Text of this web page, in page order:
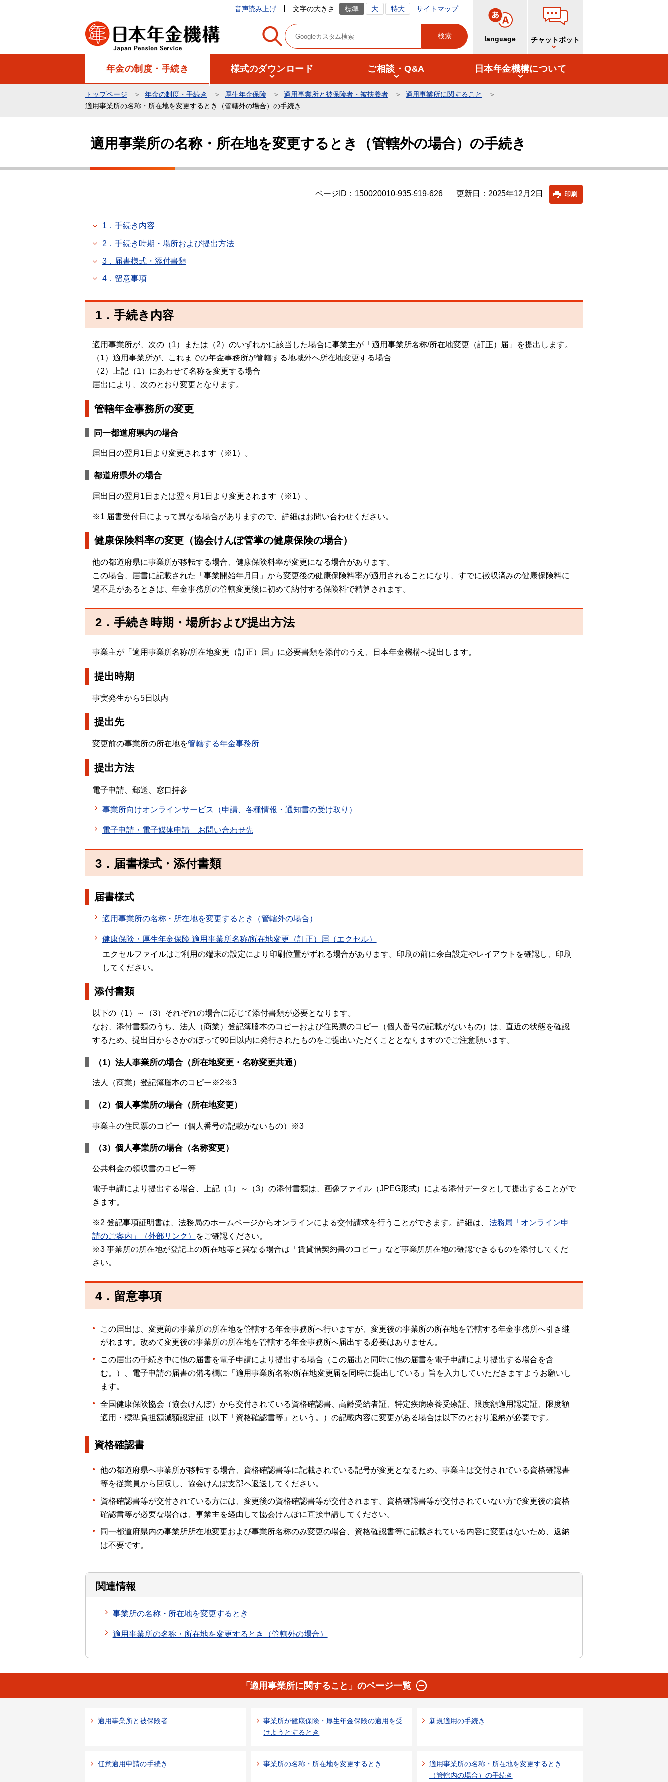
の
音声読み上げ 文字の大きさ 標準 大 特大 サイトマップ
language チャットボット
年金の制度・手続き 様式のダウンロード ご相談・Q&A 日本年金機構について
トップページ 年金の制度・手続き 厚生年金保険 適用事業所と被保険者・被扶養者
適用事業所に関すること
適用事業所の名称・所在地を変更するとき（管轄外の場合）の手続き
適用事業所の名称・所在地を変更するとき（管轄外の場合）の手続き
ページID：150020010-935-919-626 更新日：2025年12月2日 印刷
1．手続き内容
2．手続き時期・場所および提出方法
3．届書様式・添付書類
4．留意事項
1．手続き内容
適用事業所が、次の（1）または（2）のいずれかに該当した場合に事業主が「適用事業所名称/所在地変更（訂正）届」を提出します。
（1）適用事業所が、これまでの年金事務所が管轄する地域外へ所在地変更する場合
（2）上記（1）にあわせて名称を変更する場合
届出により、次のとおり変更となります。
管轄年金事務所の変更
同一都道府県内の場合
届出日の翌月1日より変更されます（※1）。
都道府県外の場合
届出日の翌月1日または翌々月1日より変更されます（※1）。
※1 届書受付日によって異なる場合がありますので、詳細はお問い合わせください。
健康保険料率の変更（協会けんぽ管掌の健康保険の場合）
他の都道府県に事業所が移転する場合、健康保険料率が変更になる場合があります。
この場合、届書に記載された「事業開始年月日」から変更後の健康保険料率が適用されることになり、すでに徴収済みの健康保険料に
過不足があるときは、年金事務所の管轄変更後に初めて納付する保険料で精算されます。
2．手続き時期・場所および提出方法
事業主が「適用事業所名称/所在地変更（訂正）届」に必要書類を添付のうえ、日本年金機構へ提出します。
提出時期
事実発生から5日以内
提出先
変更前の事業所の所在地を管轄する年金事務所
提出方法
電子申請、郵送、窓口持参
事業所向けオンラインサービス（申請、各種情報・通知書の受け取り）
電子申請・電子媒体申請 お問い合わせ先
3．届書様式・添付書類
届書様式
適用事業所の名称・所在地を変更するとき（管轄外の場合）
健康保険・厚生年金保険 適用事業所名称/所在地変更（訂正）届（エクセル）
エクセルファイルはご利用の端末の設定により印刷位置がずれる場合があります。印刷の前に余白設定やレイアウトを確認し、印刷
してください。
添付書類
以下の（1）～（3）それぞれの場合に応じて添付書類が必要となります。
なお、添付書類のうち、法人（商業）登記簿謄本のコピーおよび住民票のコピー（個人番号の記載がないもの）は、直近の状態を確認
するため、提出日からさかのぼって90日以内に発行されたものをご提出いただくこととなりますのでご注意願います。
（1）法人事業所の場合（所在地変更・名称変更共通）
法人（商業）登記簿謄本のコピー※2※3
（2）個人事業所の場合（所在地変更）
事業主の住民票のコピー（個人番号の記載がないもの）※3
（3）個人事業所の場合（名称変更）
公共料金の領収書のコピー等
電子申請により提出する場合、上記（1）～（3）の添付書類は、画像ファイル（JPEG形式）による添付データとして提出することがで
きます。
※2 登記事項証明書は、法務局のホームページからオンラインによる交付請求を行うことができます。詳細は、 法務局「オンライン申
請のご案内」（外部リンク）
をご確認ください。
※3 事業所の所在地が登記上の所在地等と異なる場合は「賃貸借契約書のコピー」など事業所所在地の確認できるものを添付してくだ
さい。
4．留意事項
この届出は、変更前の事業所の所在地を管轄する年金事務所へ行いますが、変更後の事業所の所在地を管轄する年金事務所へ引き継
がれます。改めて変更後の事業所の所在地を管轄する年金事務所へ届出する必要はありません。
この届出の手続き中に他の届書を電子申請により提出する場合（この届出と同時に他の届書を電子申請により提出する場合を含
む。）、電子申請の届書の備考欄に「適用事業所名称/所在地変更届を同時に提出している」旨を入力していただきますようお願いし
ます。
全国健康保険協会（協会けんぽ）から交付されている資格確認書、高齢受給者証、特定疾病療養受療証、限度額適用認定証、限度額
適用・標準負担額減額認定証（以下「資格確認書等」という。）の記載内容に変更がある場合は以下のとおり返納が必要です。
資格確認書
他の都道府県へ事業所が移転する場合、資格確認書等に記載されている記号が変更となるため、事業主は交付されている資格確認書
等を従業員から回収し、協会けんぽ支部へ返送してください。
資格確認書等が交付されている方には、変更後の資格確認書等が交付されます。資格確認書等が交付されていない方で変更後の資格
確認書等が必要な場合は、事業主を経由して協会けんぽに直接申請してください。
同一都道府県内の事業所所在地変更および事業所名称のみ変更の場合、資格確認書等に記載されている内容に変更はないため、返納
は不要です。
関連情報
事業所の名称・所在地を変更するとき
適用事業所の名称・所在地を変更するとき（管轄外の場合）
「適用事業所に関すること」のページ一覧
適用事業所と被保険者
事業所が健康保険・厚生年金保険の適用を受
けようとするとき
新規適用の手続き
任意適用申請の手続き 事業所の名称・所在地を変更するとき
適用事業所の名称・所在地を変更するとき
（管轄内の場合）の手続き